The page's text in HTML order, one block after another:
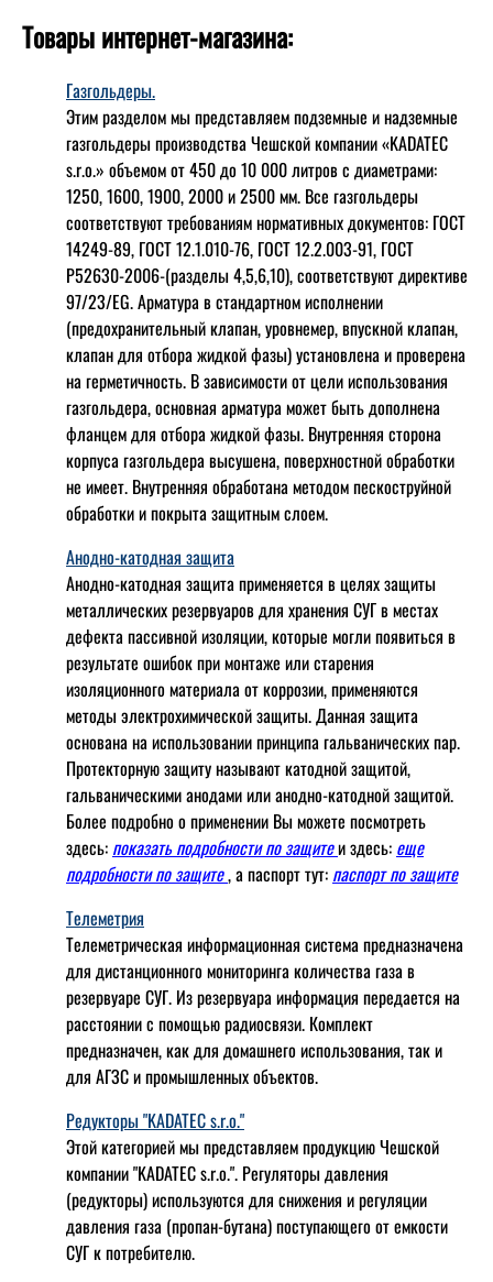
Товары интернет-магазина:
Газгольдеры.
Этим разделом мы представляем подземные и надземные
газгольдеры производства Чешской компании «KADATEC
s.r.o.» объемом от 450 до 10 000 литров с диаметрами:
1250, 1600, 1900, 2000 и 2500 мм. Все газгольдеры
соответствуют требованиям нормативных документов: ГОСТ
14249-89, ГОСТ 12.1.010-76, ГОСТ 12.2.003-91, ГОСТ
Р52630-2006-(разделы 4,5,6,10), соответствуют директиве
97/23/EG. Арматура в стандартном исполнении
(предохранительный клапан, уровнемер, впускной клапан,
клапан для отбора жидкой фазы) установлена и проверена
на герметичность. В зависимости от цели использования
газгольдера, основная арматура может быть дополнена
фланцем для отбора жидкой фазы. Внутренняя сторона
корпуса газгольдера высушена, поверхностной обработки
не имеет. Внутренняя обработана методом пескоструйной
обработки и покрыта защитным слоем.
Анодно-катодная защита
Анодно-катодная защита применяется в целях защиты
металлических резервуаров для хранения СУГ в местах
дефекта пассивной изоляции, которые могли появиться в
результате ошибок при монтаже или старения
изоляционного материала от коррозии, применяются
методы электрохимической защиты. Данная защита
основана на использовании принципа гальванических пар.
Протекторную защиту называют катодной защитой,
гальваническими анодами или анодно-катодной защитой.
Более подробно о применении Вы можете посмотреть
здесь: показать подробности по защитеи здесь: еще
подробности по защите, а паспорт тут: паспорт по защите
Телеметрия
Телеметрическая информационная система предназначена
для дистанционного мониторинга количества газа в
резервуаре СУГ. Из резервуара информация передается на
расстоянии с помощью радиосвязи. Комплект
предназначен, как для домашнего использования, так и
для АГЗС и промышленных объектов.
Редукторы "KADATEC s.r.o."
Этой категорией мы представляем продукцию Чешской
компании "KADATEC s.r.o.". Регуляторы давления
(редукторы) используются для снижения и регуляции
давления газа (пропан-бутана) поступающего от емкости
СУГ к потребителю.